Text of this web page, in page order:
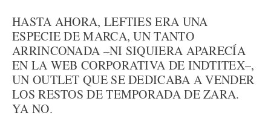
HASTA AHORA, LEFTIES ERA UNA
ESPECIE DE MARCA, UN TANTO
ARRINCONADA –NI SIQUIERA APARECÍA
EN LA WEB CORPORATIVA DE INDTITEX–,
UN OUTLET QUE SE DEDICABA A VENDER
LOS RESTOS DE TEMPORADA DE ZARA.
YA NO.